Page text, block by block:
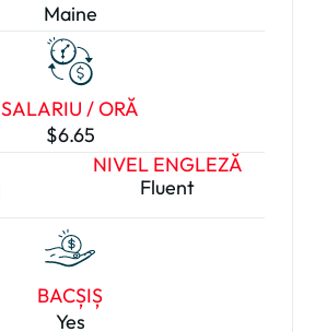
Maine
SALARIU / ORĂ
$6.65
NIVEL ENGLEZĂ
Fluent
BACȘIȘ
Yes